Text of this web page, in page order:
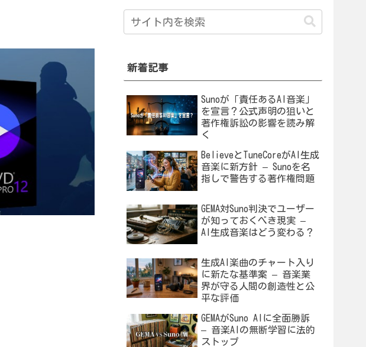
新着記事
Sunoが「責任あるAI音楽」
を宣言？公式声明の狙いと
著作権訴訟の影響を読み解
く
BelieveとTuneCoreがAI生成
音楽に新方針 – Sunoを名
指しで警告する著作権問題
GEMA対Suno判決でユーザー
が知っておくべき現実 –
AI生成音楽はどう変わる？
生成AI楽曲のチャート入り
に新たな基準案 – 音楽業
界が守る人間の創造性と公
平な評価
GEMAがSuno AIに全面勝訴
– 音楽AIの無断学習に法的
ストップ